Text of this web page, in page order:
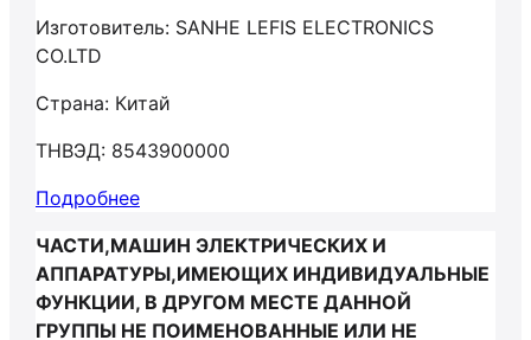
Изготовитель: SANHE LEFIS ELECTRONICS
CO.LTD
Страна: Китай
ТНВЭД: 8543900000
Подробнее
ЧАСТИ,МАШИН ЭЛЕКТРИЧЕСКИХ И
АППАРАТУРЫ,ИМЕЮЩИХ ИНДИВИДУАЛЬНЫЕ
ФУНКЦИИ, В ДРУГОМ МЕСТЕ ДАННОЙ
ГРУППЫ НЕ ПОИМЕНОВАННЫЕ ИЛИ НЕ